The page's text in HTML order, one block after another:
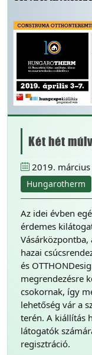
Két hét
2019. március
Hungarotherm
Az idei évben
érdemes
Vásárközpontba,
hazai
és
megrendezésre
csokornak, így
lehetőség vár a
terén. A kiállítás
látogatók
regisztráció.